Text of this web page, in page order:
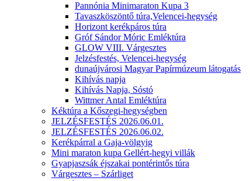
Pannónia Minimaraton Kupa 3
Tavaszköszöntő túra,Velencei-hegység
Horizont kerékpáros túra
Gróf Sándor Móric Emléktúra
GLOW VIII. Várgesztes
Jelzésfestés, Velencei-hegység
dunaújvárosi Magyar Papírmúzeum látogatás
Kihívás napja
Kihívás Napja, Sóstó
Wittmer Antal Emléktúra
Kéktúra a Kőszegi-hegységben
JELZÉSFESTÉS 2026.06.01.
JELZÉSFESTÉS 2026.06.02.
Kerékpárral a Gaja-völgyig
Mini maraton kupa Gellért-hegyi villák
Gyapjaszsák éjszakai pontérintős túra
Várgesztes – Szárliget